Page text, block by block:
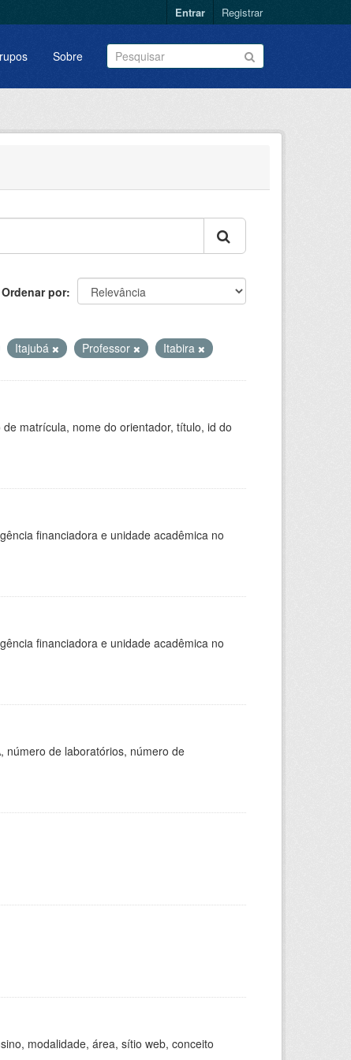
Entrar Registrar
Sobre
Ordenar por
Itajubá Professor Itabira
matrícula, nome do orientador, título, id do
financiadora e unidade acadêmica no
financiadora e unidade acadêmica no
número de laboratórios, número de
modalidade, área, sítio web, conceito